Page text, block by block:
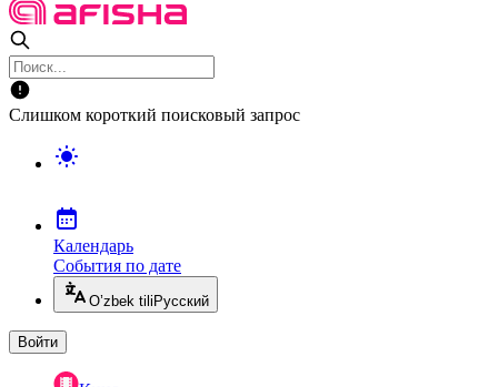
Слишком короткий поисковый запрос
Календарь
События по дате
O’zbek tili Русский
Войти